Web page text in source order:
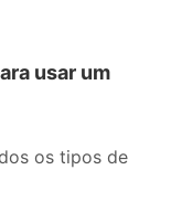
usar um
os tipos de